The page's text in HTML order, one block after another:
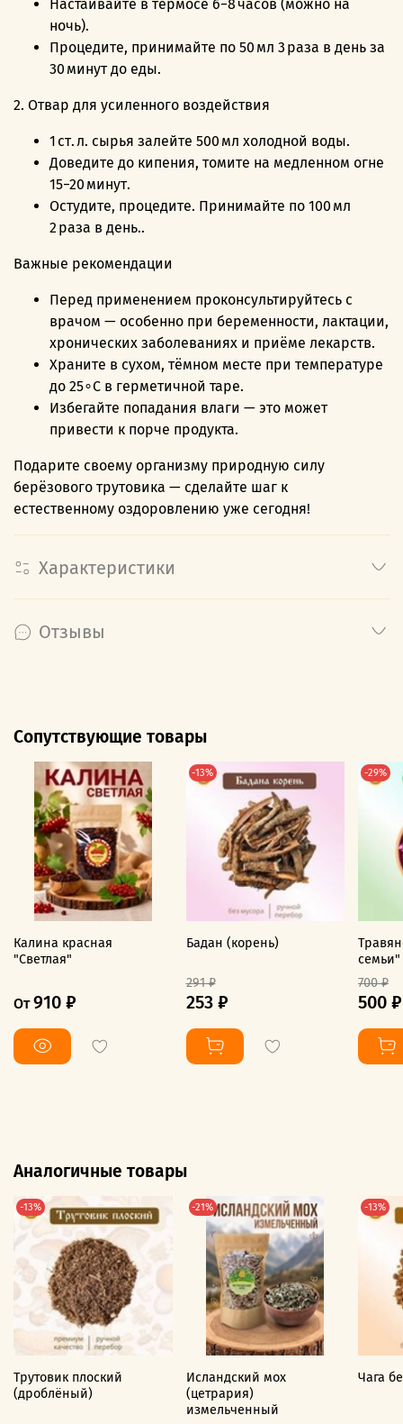
Настаивайте в термосе 6−8 часов (можно на
ночь).
Процедите, принимайте по 50 мл 3 раза в день за
30 минут до еды.
2. Отвар для усиленного воздействия
1 ст. л. сырья залейте 500 мл холодной воды.
Доведите до кипения, томите на медленном огне
15−20 минут.
Остудите, процедите. Принимайте по 100 мл
2 раза в день..
Важные рекомендации
Перед применением проконсультируйтесь с
врачом — особенно при беременности, лактации,
хронических заболеваниях и приёме лекарств.
Храните в сухом, тёмном месте при температуре
до 25∘C в герметичной таре.
Избегайте попадания влаги — это может
привести к порче продукта.
Подарите своему организму природную силу
берёзового трутовика — сделайте шаг к
естественному оздоровлению уже сегодня!
Характеристики
Отзывы
Сопутствующие товары
Калина красная
"Светлая"
От 910 ₽
-13%
Бадан (корень)
291 ₽
253 ₽
-29%
семьи"
700 ₽
500 ₽
Аналогичные товары
-13%
Трутовик плоский
(дроблёный)
-21%
Исландский мох
(цетрария)
измельченный
-13%
Чага